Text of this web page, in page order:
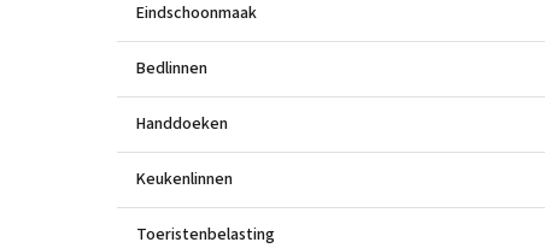
Eindschoonmaak
Bedlinnen
Handdoeken
Keukenlinnen
Toeristenbelasting